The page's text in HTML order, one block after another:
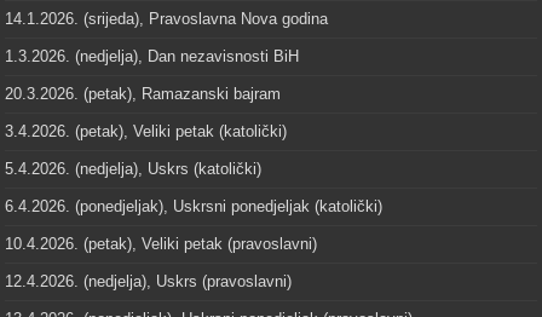
14.1.2026. (srijeda), Pravoslavna Nova godina
1.3.2026. (nedjelja), Dan nezavisnosti BiH
20.3.2026. (petak), Ramazanski bajram
3.4.2026. (petak), Veliki petak (katolički)
5.4.2026. (nedjelja), Uskrs (katolički)
6.4.2026. (ponedjeljak), Uskrsni ponedjeljak (katolički)
10.4.2026. (petak), Veliki petak (pravoslavni)
12.4.2026. (nedjelja), Uskrs (pravoslavni)